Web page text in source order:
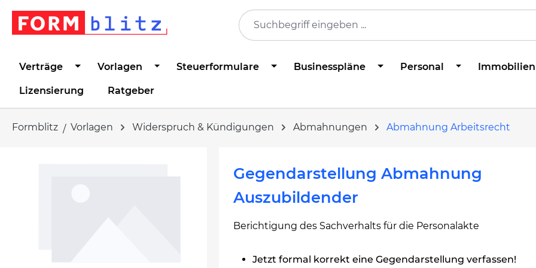
Zur Hauptnavigation springen
Verträge Vorlagen Steuerformulare Businesspläne Personal Immobilien
Lizensierung Ratgeber
Formblitz Vorlagen Widerspruch & Kündigungen Abmahnungen Abmahnung Arbeitsrecht
Gegendarstellung Abmahnung
Auszubildender
Berichtigung des Sachverhalts für die Personalakte
Jetzt formal korrekt eine Gegendarstellung verfassen!